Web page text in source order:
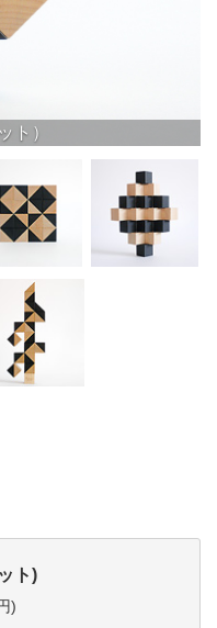
ト）
ト)
)